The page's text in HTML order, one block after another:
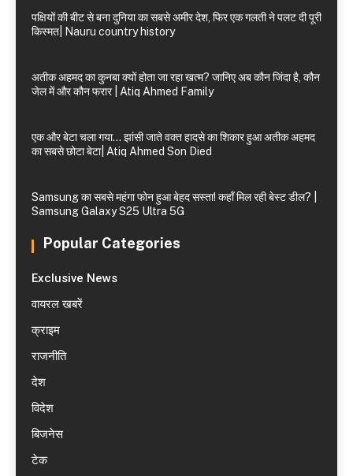
पक्षियों की बीट से बना दुनिया का सबसे अमीर देश, फिर एक गलती ने पलट दी पूरी
किस्मत| Nauru country history
अतीक अहमद का कुनबा क्यों होता जा रहा खत्म? जानिए अब कौन जिंदा है, कौन
जेल में और कौन फरार | Atiq Ahmed Family
एक और बेटा चला गया… झांसी जाते वक्त हादसे का शिकार हुआ अतीक अहमद
का सबसे छोटा बेटा| Atiq Ahmed Son Died
Samsung का सबसे महंगा फोन हुआ बेहद सस्ता! कहाँ मिल रही बेस्ट डील? |
Samsung Galaxy S25 Ultra 5G
Popular Categories
Exclusive News
वायरल खबरें
क्राइम
राजनीति
देश
विदेश
बिजनेस
टेक